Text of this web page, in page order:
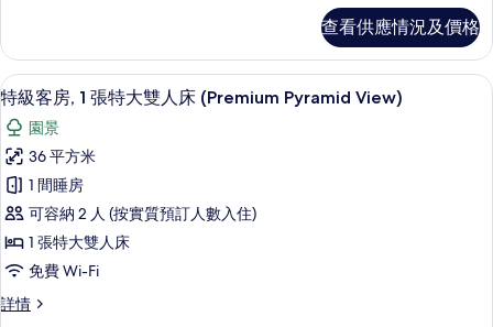
片
特
大
雙
人
床,
吸
煙
房,
露
台
1
張
特
雙
人
床,
吸
煙
房,
露
台
View)
查看供應情況及價格
載
入
所
有
特
級
客
房,
1
迷你吧、房內夾萬、書桌、熨斗/熨衫
7
特級客房, 1 張特大雙人床 (Premium Pyramid View)
園景
36 平方米
1 間睡房
可容納 2 人 (按實質預訂人數入住)
1 張特大雙人床
免費 Wi-Fi
詳情
特